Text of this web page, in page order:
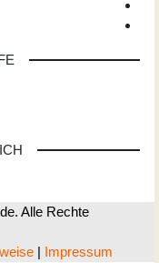
Alle Rechte
| Impressum